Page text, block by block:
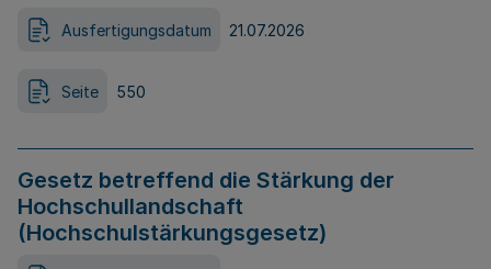
Ausfertigungsdatum 21.07.2026
Seite 550
Gesetz betreffend die Stärkung der
Hochschullandschaft
(Hochschulstärkungsgesetz)